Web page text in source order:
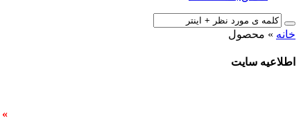
خانه » محصول
اطلاعیه سایت
»